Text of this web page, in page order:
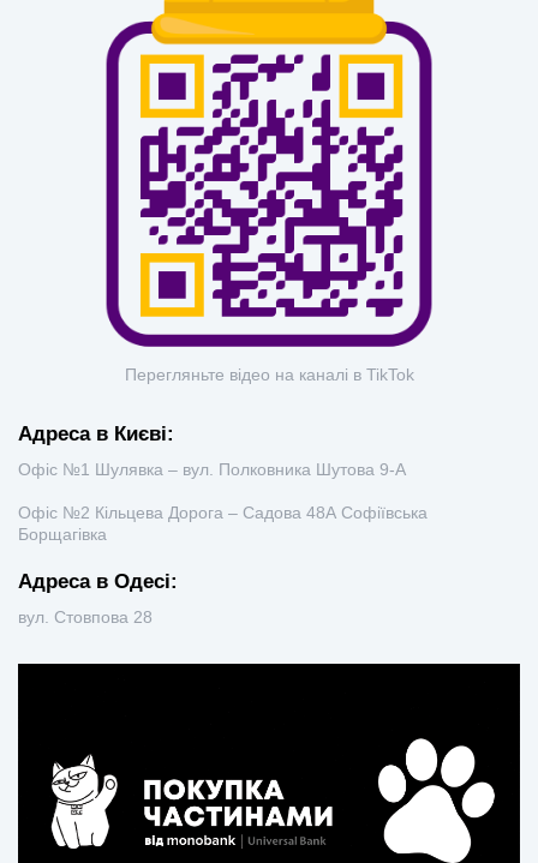
Перегляньте відео на каналі в TikTok
Адреса в Києві:
Офіс №1 Шулявка – вул. Полковника Шутова 9-А
Офіс №2 Кільцева Дорога – Садова 48А Софіївська
Борщагівка
Адреса в Одесі:
вул. Стовпова 28